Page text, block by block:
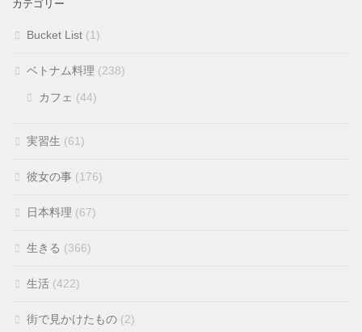
カテゴリー
Bucket List (1)
ベトナム料理 (238)
カフェ (44)
実習生 (61)
彼女の事 (176)
日本料理 (67)
生きる (366)
生活 (422)
街で見かけたもの (2)